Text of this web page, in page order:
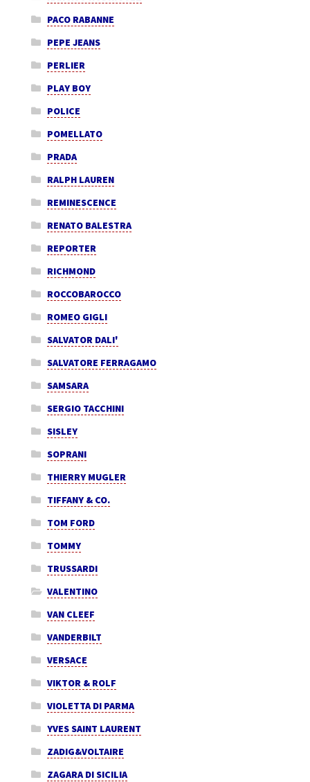
PACO RABANNE
PEPE JEANS
PERLIER
PLAY BOY
POLICE
POMELLATO
PRADA
RALPH LAUREN
REMINESCENCE
RENATO BALESTRA
REPORTER
RICHMOND
ROCCOBAROCCO
ROMEO GIGLI
SALVATOR DALI'
SALVATORE FERRAGAMO
SAMSARA
SERGIO TACCHINI
SISLEY
SOPRANI
THIERRY MUGLER
TIFFANY & CO.
TOM FORD
TOMMY
TRUSSARDI
VALENTINO
VAN CLEEF
VANDERBILT
VERSACE
VIKTOR & ROLF
VIOLETTA DI PARMA
YVES SAINT LAURENT
ZADIG&VOLTAIRE
ZAGARA DI SICILIA